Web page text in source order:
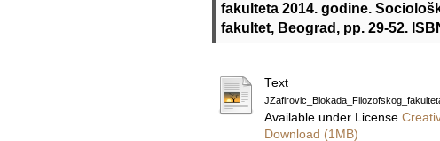
fakulteta 2014. godine.
fakultet, Beograd, pp. 29-52.
Text
Available under License
Download (1MB)